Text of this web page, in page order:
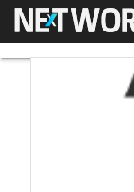
Menu